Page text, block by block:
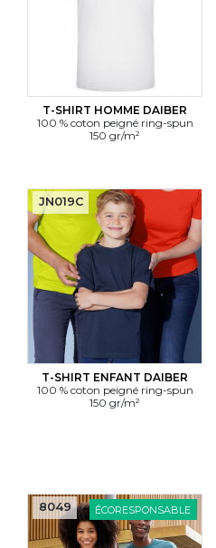
T-SHIRT HOMME DAIBER
100 % coton peigné ring-spun
150 gr/m²
T-SHIRT ENFANT DAIBER
100 % coton peigné ring-spun
150 gr/m²
JN019C
ÉCORESPONSABLE
8049